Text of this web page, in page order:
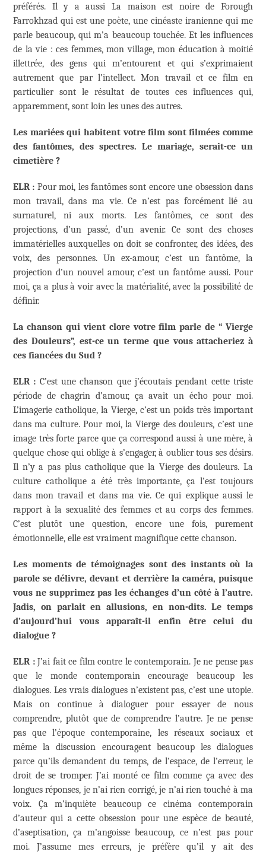
préférés. Il y a aussi La maison est noire de Forough
Farrokhzad qui est une poète, une cinéaste iranienne qui me
parle beaucoup, qui m’a beaucoup touchée. Et les influences
de la vie : ces femmes, mon village, mon éducation à moitié
illettrée, des gens qui m’entourent et qui s’exprimaient
autrement que par l’intellect. Mon travail et ce film en
particulier sont le résultat de toutes ces influences qui,
apparemment, sont loin les unes des autres.
Les mariées qui habitent votre film sont filmées comme
des fantômes, des spectres. Le mariage, serait-ce un
cimetière ?
ELR : Pour moi, les fantômes sont encore une obsession dans
mon travail, dans ma vie. Ce n’est pas forcément lié au
surnaturel, ni aux morts. Les fantômes, ce sont des
projections, d’un passé, d’un avenir. Ce sont des choses
immatérielles auxquelles on doit se confronter, des idées, des
voix, des personnes. Un ex-amour, c’est un fantôme, la
projection d’un nouvel amour, c’est un fantôme aussi. Pour
moi, ça a plus à voir avec la matérialité, avec la possibilité de
définir.
La chanson qui vient clore votre film parle de “ Vierge
des Douleurs”, est-ce un terme que vous attacheriez à
ces fiancées du Sud ?
ELR : C’est une chanson que j’écoutais pendant cette triste
période de chagrin d’amour, ça avait un écho pour moi.
L’imagerie catholique, la Vierge, c’est un poids très important
dans ma culture. Pour moi, la Vierge des douleurs, c’est une
image très forte parce que ça correspond aussi à une mère, à
quelque chose qui oblige à s’engager, à oublier tous ses désirs.
Il n’y a pas plus catholique que la Vierge des douleurs. La
culture catholique a été très importante, ça l’est toujours
dans mon travail et dans ma vie. Ce qui explique aussi le
rapport à la sexualité des femmes et au corps des femmes.
C’est plutôt une question, encore une fois, purement
émotionnelle, elle est vraiment magnifique cette chanson.
Les moments de témoignages sont des instants où la
parole se délivre, devant et derrière la caméra, puisque
vous ne supprimez pas les échanges d’un côté à l’autre.
Jadis, on parlait en allusions, en non-dits. Le temps
d’aujourd’hui vous apparaît-il enfin être celui du
dialogue ?
ELR :J’ai fait ce film contre le contemporain. Je ne pense pas
que le monde contemporain encourage beaucoup les
dialogues. Les vrais dialogues n’existent pas, c’est une utopie.
Mais on continue à dialoguer pour essayer de nous
comprendre, plutôt que de comprendre l’autre. Je ne pense
pas que l’époque contemporaine, les réseaux sociaux et
même la discussion encouragent beaucoup les dialogues
parce qu’ils demandent du temps, de l’espace, de l’erreur, le
droit de se tromper. J’ai monté ce film comme ça avec des
longues réponses, je n’ai rien corrigé, je n’ai rien touché à ma
voix. Ça m’inquiète beaucoup ce cinéma contemporain
d’auteur qui a cette obsession pour une espèce de beauté,
d’aseptisation, ça m’angoisse beaucoup, ce n’est pas pour
moi. J’assume mes erreurs, je préfère qu’il y ait des